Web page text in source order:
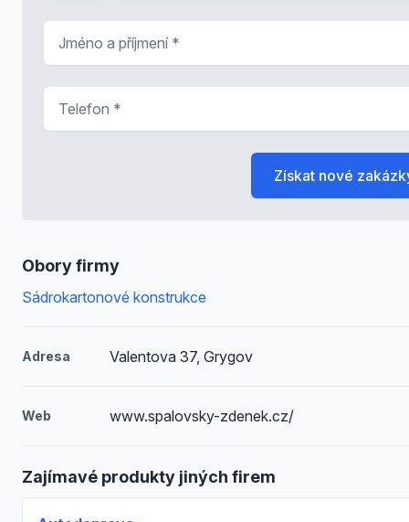
Obory firmy
Sádrokartonové konstrukce
Adresa Valentova 37, Grygov
Web www.spalovsky-zdenek.cz/
Zajímavé produkty jiných firem
Získat nové